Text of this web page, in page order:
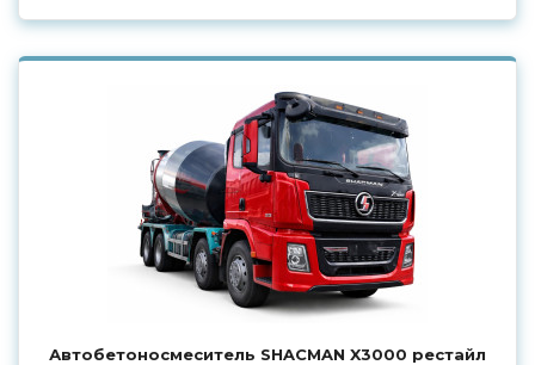
Автобетоносмеситель SHACMAN X3000 рестайл